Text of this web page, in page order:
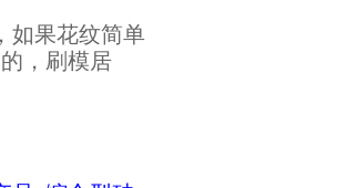
如果花纹简单
，刷模居